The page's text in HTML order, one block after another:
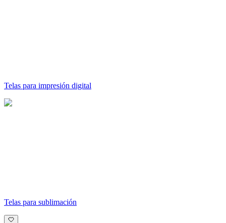
Telas para impresión digital
Telas para sublimación